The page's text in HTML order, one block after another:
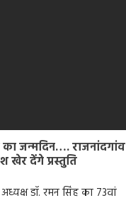
जन्मदिन…. राजनांदगांव
देंगे प्रस्तुति
डॉ. रमन सिंह का 73वां